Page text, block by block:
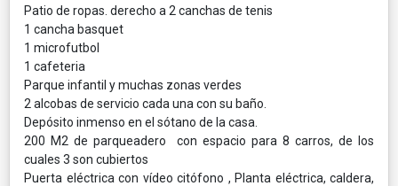
Patio de ropas. derecho a 2 canchas de tenis
1 cancha basquet
1 microfutbol
1 cafeteria
Parque infantil y muchas zonas verdes
2 alcobas de servicio cada una con su baño.
Depósito inmenso en el sótano de la casa.
200 M2 de parqueadero con espacio para 8 carros, de los
cuales 3 son cubiertos
Puerta eléctrica con vídeo citófono , Planta eléctrica, caldera,